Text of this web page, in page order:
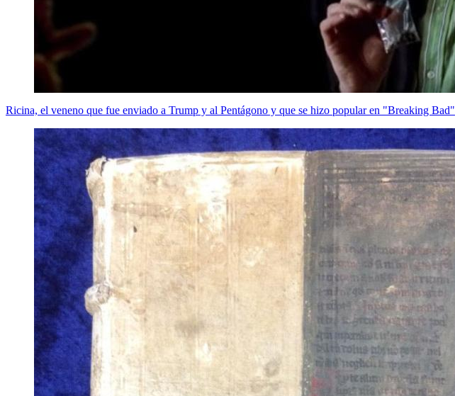
Ricina, el veneno que fue enviado a Trump y al Pentágono y que se hizo popular en "Breaking Bad"